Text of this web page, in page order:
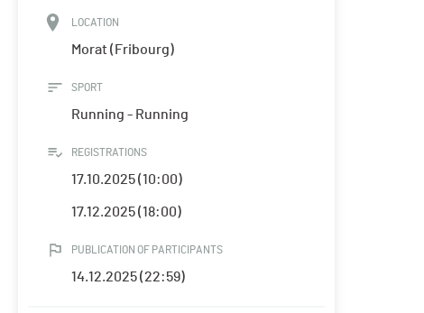
LOCATION
Morat (Fribourg)
SPORT
Running - Running
REGISTRATIONS
17.10.2025 (10:00)
17.12.2025 (18:00)
PUBLICATION OF PARTICIPANTS
14.12.2025 (22:59)